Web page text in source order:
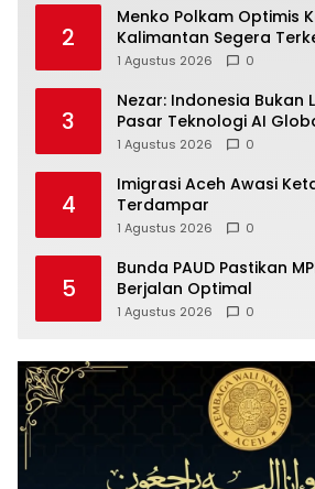
2
Menko Polkam Optimis
Kalimantan Segera
1 Agustus 2026 0
3
Nezar: Indonesia Bukan
Pasar Teknologi AI
1 Agustus 2026 0
4
Imigrasi Aceh Awasi
Terdampar
1 Agustus 2026 0
5
Bunda PAUD Pastikan
Berjalan Optimal
1 Agustus 2026 0